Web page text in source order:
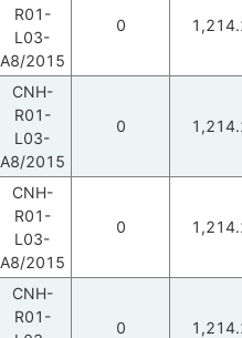
R01-
L03-
A8/2015
0
CNH-
R01-
L03-
A8/2015
0
CNH-
R01-
L03-
A8/2015
0
CNH-
R01-
0